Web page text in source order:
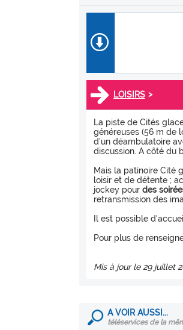
LOISIRS >
La piste de Cités
généreuses (56 m de
d'un déambulatoire
discussion. A côté du
Mais la patinoire Cité
loisir et de détente ;
jockey pour des
retransmission des
Il est possible
Pour plus de
Mis à jour le 29 juillet
A VOIR AUSSI...
téléservices de la